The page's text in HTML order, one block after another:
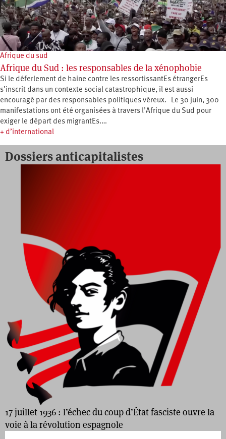
Afrique du sud
Afrique du Sud : les responsables de la xénophobie
Si le déferlement de haine contre les ressortissantEs étrangerEs
s’inscrit dans un contexte social catastrophique, il est aussi
encouragé par des responsables politiques véreux. Le 30 juin, 300
manifestations ont été organisées à travers l’Afrique du Sud pour
exiger le départ des migrantEs.…
+ d’international
Dossiers anticapitalistes
17 juillet 1936 : l’échec du coup d’État fasciste ouvre la
voie à la révolution espagnole